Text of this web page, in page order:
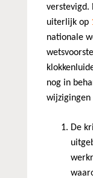
verstevigd.
uiterlijk op
nationale
nog in
wijzigingen
De